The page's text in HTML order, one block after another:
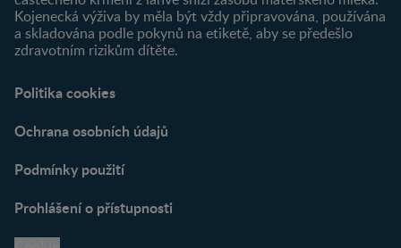
Kojenecká výživa by měla být vždy připravována, používána
a skladována podle pokynů na etiketě, aby se předešlo
zdravotním rizikům dítěte.
Politika cookies
Ochrana osobních údajů
Podmínky použití
Prohlášení o přístupnosti